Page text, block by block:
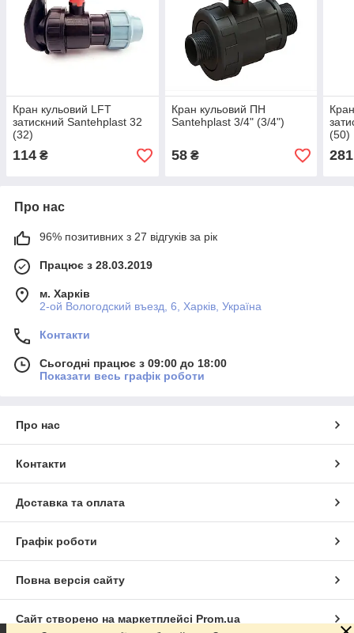
Кран кульовий LFT
затискний Santehplast 32
(32)
114 ₴
Кран кульовий ПН
Santehplast 3/4" (3/4")
58₴
(50)
281
Про нас
96% позитивних з 27 відгуків за рік
Працює з 28.03.2019
м. Харків
2-ой Вологодский въезд, 6, Харків, Україна
Контакти
Сьогодні працює з 09:00 до 18:00
Показати весь графік роботи
Про нас
Контакти
Доставка та оплата
Графік роботи
Повна версія сайту
Сайт створено на маркетплейсі Prom.ua